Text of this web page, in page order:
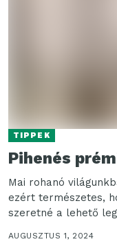
TIPPEK
Pihenés
Mai rohanó
ezért természetes,
szeretné a lehető
AUGUSZTUS 1, 2024